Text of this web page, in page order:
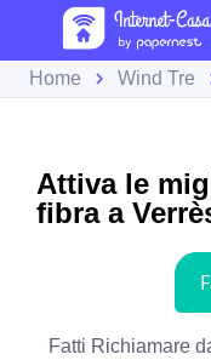
Home Wind Tre